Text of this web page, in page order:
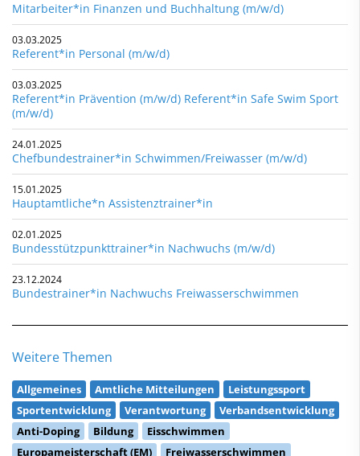
Mitarbeiter*in Finanzen und Buchhaltung (m/w/d)
03.03.2025
Referent*in Personal (m/w/d)
03.03.2025
Referent*in Prävention (m/w/d) Referent*in Safe Swim Sport
(m/w/d)
24.01.2025
Chefbundestrainer*in Schwimmen/Freiwasser (m/w/d)
15.01.2025
Hauptamtliche*n Assistenztrainer*in
02.01.2025
Bundesstützpunkttrainer*in Nachwuchs (m/w/d)
23.12.2024
Bundestrainer*in Nachwuchs Freiwasserschwimmen
Weitere Themen
Allgemeines Amtliche Mitteilungen
Leistungssport
Sportentwicklung
Verantwortung
Verbandsentwicklung
Anti-Doping
Bildung
Eisschwimmen
Europameisterschaft (EM)
Freiwasserschwimmen